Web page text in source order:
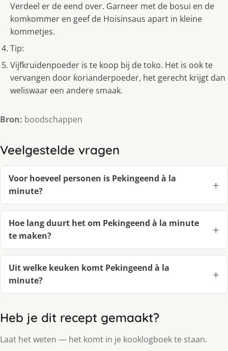
Verdeel er de eend over. Garneer met de bosui en de
komkommer en geef de Hoisinsaus apart in kleine
kommetjes.
Tip:
Vijfkruidenpoeder is te koop bij de toko. Het is ook te
vervangen door korianderpoeder, het gerecht krijgt dan
weliswaar een andere smaak.
Bron: boodschappen
Veelgestelde vragen
Voor hoeveel personen is Pekingeend à la
minute?
Hoe lang duurt het om Pekingeend à la minute
te maken?
Uit welke keuken komt Pekingeend à la
minute?
Heb je dit recept gemaakt?
Laat het weten — het komt in je kooklogboek te staan.